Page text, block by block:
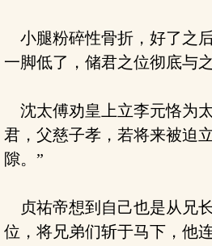
小腿粉碎性骨折，好了之
一脚低了，储君之位彻底与之
沈太傅劝皇上立李元恪为
君，父慈子孝，若将来被迫
隙。”
贞祐帝想到自己也是从兄
位，将兄弟们斩于马下，他